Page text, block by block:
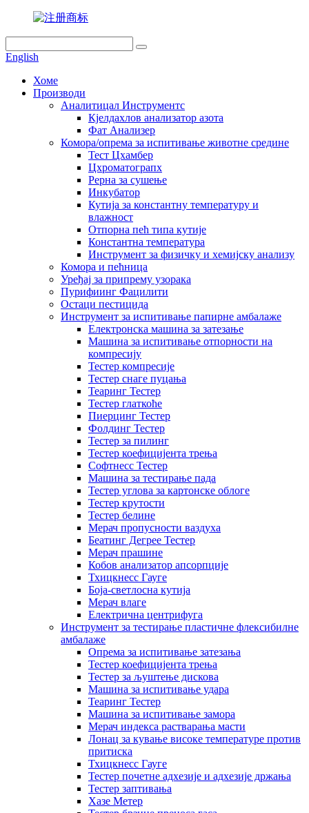
English
Хоме
Производи
Аналитицал Инструментс
Кјелдахлов анализатор азота
Фат Анализер
Комора/опрема за испитивање животне средине
Тест Цхамбер
Цхроматограпх
Рерна за сушење
Инкубатор
Кутија за константну температуру и
влажност
Отпорна пећ типа кутије
Константна температура
Инструмент за физичку и хемијску анализу
Комора и пећница
Уређај за припрему узорака
Пурифиинг Фацилити
Остаци пестицида
Инструмент за испитивање папирне амбалаже
Електронска машина за затезање
Машина за испитивање отпорности на
компресију
Тестер компресије
Тестер снаге пуцања
Теаринг Тестер
Тестер глаткоће
Пиерцинг Тестер
Фолдинг Тестер
Тестер за пилинг
Тестер коефицијента трења
Софтнесс Тестер
Машина за тестирање пада
Тестер углова за картонске облоге
Тестер крутости
Тестер белине
Мерач пропусности ваздуха
Беатинг Дегрее Тестер
Мерач прашине
Кобов анализатор апсорпције
Тхицкнесс Гауге
Боја-светлосна кутија
Мерач влаге
Електрична центрифуга
Инструмент за тестирање пластичне флексибилне
амбалаже
Опрема за испитивање затезања
Тестер коефицијента трења
Тестер за љуштење дискова
Машина за испитивање удара
Теаринг Тестер
Машина за испитивање замора
Мерач индекса растварања масти
Лонац за кување високе температуре против
притиска
Тхицкнесс Гауге
Тестер почетне адхезије и адхезије држања
Тестер заптивања
Хазе Метер